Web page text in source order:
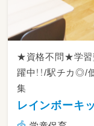
★資格不問★学習
躍中！！/駅チカ
集
レインボーキ